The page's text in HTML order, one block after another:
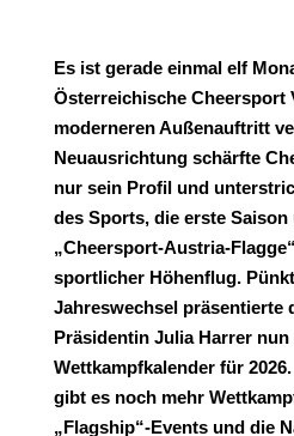
Es ist gerade einmal elf
Österreichische Cheersport
moderneren Außenauftritt
Neuausrichtung schärfte
nur sein Profil und
des Sports, die erste
„Cheersport-Austria-
sportlicher Höhenflug.
Jahreswechsel präsentierte
Präsidentin Julia Harrer nun
Wettkampfkalender für
gibt es noch mehr
„Flagship“-Events und die